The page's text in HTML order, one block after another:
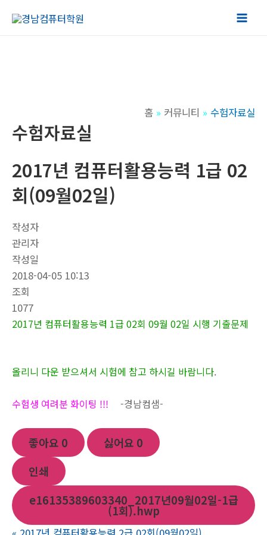
Main
홈 커뮤니티 수험자료실
수험자료실
2017년 컴퓨터활용능력 1급 02
회(09월02일)
작성자
관리자
작성일
2018-04-05 10:13
조회
1077
2017년 컴퓨터활용능력 1급 02회 09월 02일 시행 기출문제
올리니 다운 받으셔서 시험에 참고 하시길 바람니다.
수험생 여려분 화이팅 !!! -경남컴샘-
좋아요 0 싫어요 0
인쇄
e16135389603340_2017년09월02일-1급
(1회).hwp